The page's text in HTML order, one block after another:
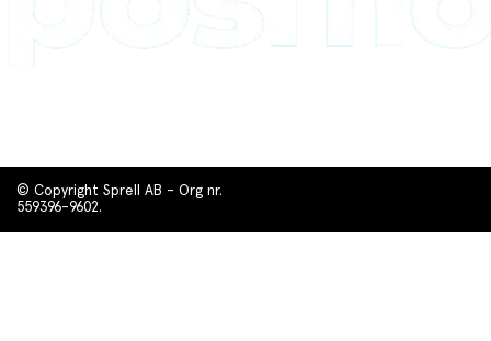
© Copyright Sprell AB - Org nr.
559396-9602.